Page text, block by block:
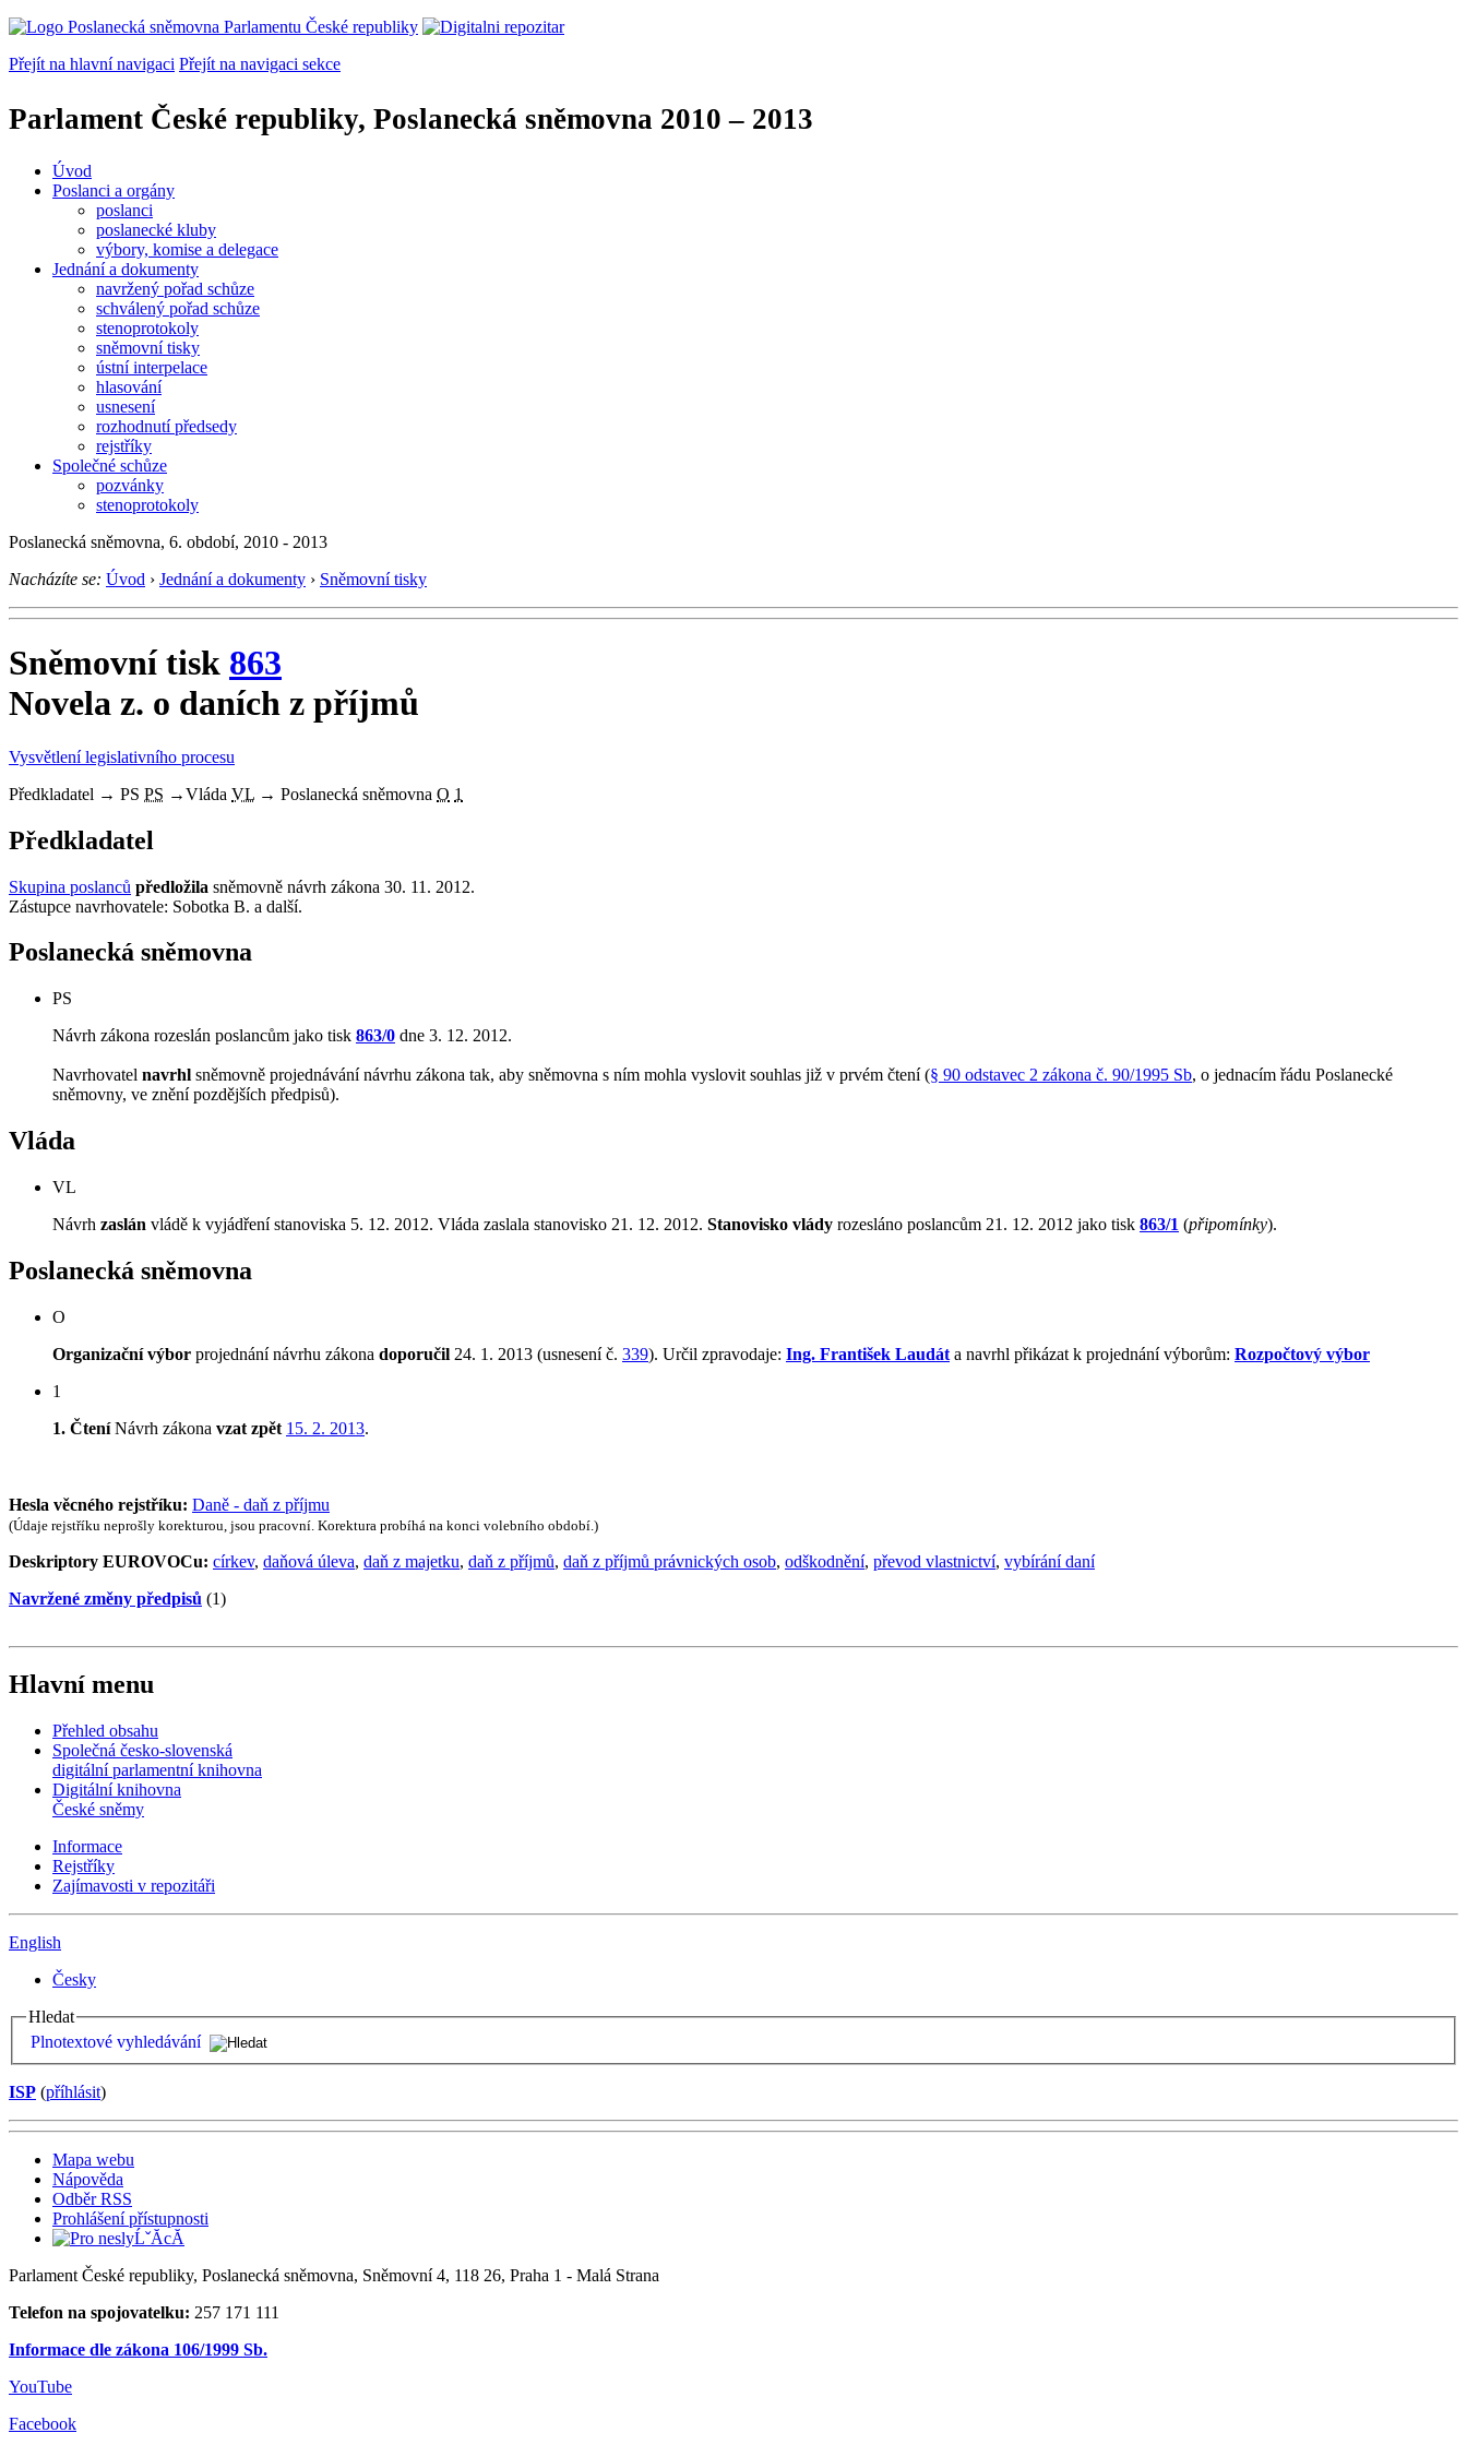
Přejít na hlavní navigaci Přejít na navigaci sekce
Parlament České republiky, Poslanecká sněmovna 2010 – 2013
Úvod
Poslanci a orgány
poslanci
poslanecké kluby
výbory, komise a delegace
Jednání a dokumenty
navržený pořad schůze
schválený pořad schůze
stenoprotokoly
sněmovní tisky
ústní interpelace
hlasování
usnesení
rozhodnutí předsedy
rejstříky
Společné schůze
pozvánky
stenoprotokoly
Poslanecká sněmovna, 6. období, 2010 - 2013
Nacházíte se: Úvod › Jednání a dokumenty › Sněmovní tisky
Sněmovní tisk 863
Novela z. o daních z příjmů
Vysvětlení legislativního procesu
Předkladatel → PS PS →Vláda VL → Poslanecká sněmovna O 1
Předkladatel
Skupina poslanců předložila sněmovně návrh zákona 30. 11. 2012.
Zástupce navrhovatele: Sobotka B. a další.
Poslanecká sněmovna
PS
Návrh zákona rozeslán poslancům jako tisk 863/0 dne 3. 12. 2012.
Navrhovatel navrhl sněmovně projednávání návrhu zákona tak, aby sněmovna s ním mohla vyslovit souhlas již v prvém čtení (§ 90 odstavec 2 zákona č. 90/1995 Sb, o jednacím řádu Poslanecké
sněmovny, ve znění pozdějších předpisů).
Vláda
VL
Návrh zaslán vládě k vyjádření stanoviska 5. 12. 2012. Vláda zaslala stanovisko 21. 12. 2012. Stanovisko vlády rozesláno poslancům 21. 12. 2012 jako tisk 863/1 (připomínky).
Poslanecká sněmovna
O
Organizační výbor projednání návrhu zákona doporučil 24. 1. 2013 (usnesení č. 339). Určil zpravodaje: Ing. František Laudát a navrhl přikázat k projednání výborům: Rozpočtový výbor
1
1. ČteníNávrh zákona vzat zpět 15. 2. 2013.
Hesla věcného rejstříku: Daně - daň z příjmu
(Údaje rejstříku neprošly korekturou, jsou pracovní. Korektura probíhá na konci volebního období.)
Deskriptory EUROVOCu: církev, daňová úleva, daň z majetku, daň z příjmů, daň z příjmů právnických osob, odškodnění, převod vlastnictví, vybírání daní
Navržené změny předpisů (1)
Hlavní menu
Přehled obsahu
Společná česko-slovenská
digitální parlamentní knihovna
Digitální knihovna
České sněmy
Informace
Rejstříky
Zajímavosti v repozitáři
English
Česky
Hledat
Plnotextové vyhledávání
ISP (příhlásit)
Mapa webu
Nápověda
Odběr RSS
Prohlášení přístupnosti
Parlament České republiky, Poslanecká sněmovna, Sněmovní 4, 118 26, Praha 1 - Malá Strana
Telefon na spojovatelku: 257 171 111
Informace dle zákona 106/1999 Sb.
YouTube
Facebook